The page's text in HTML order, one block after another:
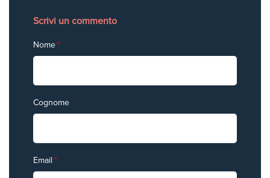
Scrivi un commento
Nome*
Cognome
Email *